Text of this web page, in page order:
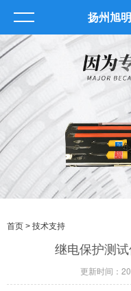
扬州旭
首页 > 技术支持
继电保护测
更新时间：